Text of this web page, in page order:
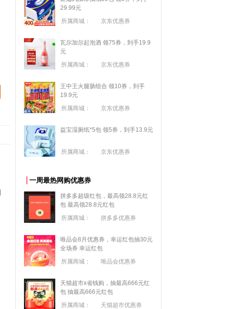
29.99元
所属商城：
京东优惠券
瓦尔加尔起泡酒 领75券，到手19.9
元
所属商城：
京东优惠券
王中王火腿肠组合 领10券，到手
19.9元
所属商城：
京东优惠券
益宝湿厕纸*5包 领5券，到手13.9元
所属商城： 京东优惠券
一周最热网购优惠券
拼多多超级红包，最高领28.8元红
包 最高领28.8元红包
所属商城：
拼多多优惠券
唯品会8月优惠券，幸运红包抽30元
全场券 幸运红包
所属商城：
唯品会优惠券
天猫超市x省钱购，抽最高666元红
包 抽最高666元红包
所属商城：
天猫超市优惠券